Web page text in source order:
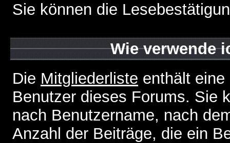
Sie können die
Wie verwende
Die Mitgliederliste enthält
Benutzer dieses Forums. Sie
nach Benutzername, nach
Anzahl der Beiträge, die ein